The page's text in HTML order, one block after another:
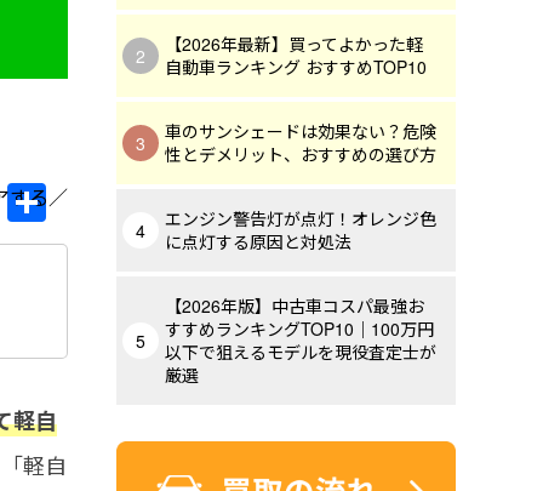
Li
n
共
有
軽自
軽自
【2026年最新】買ってよかった軽
自動車ランキング おすすめTOP10
車のサンシェードは効果ない？危険
性とデメリット、おすすめの選び方
エンジン警告灯が点灯！オレンジ色
に点灯する原因と対処法
【2026年版】中古車コスパ最強お
すすめランキングTOP10｜100万円
以下で狙えるモデルを現役査定士が
厳選